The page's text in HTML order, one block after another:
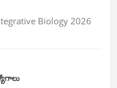
Biology 2026